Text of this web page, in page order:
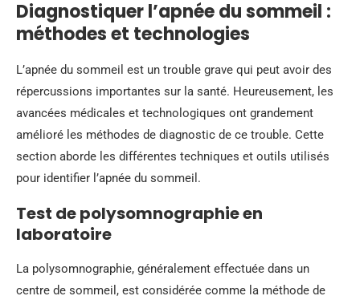
Diagnostiquer l’apnée du sommeil :
méthodes et technologies
L’apnée du sommeil est un trouble grave qui peut avoir des
répercussions importantes sur la santé. Heureusement, les
avancées médicales et technologiques ont grandement
amélioré les méthodes de diagnostic de ce trouble. Cette
section aborde les différentes techniques et outils utilisés
pour identifier l’apnée du sommeil.
Test de polysomnographie en
laboratoire
La polysomnographie, généralement effectuée dans un
centre de sommeil, est considérée comme la méthode de